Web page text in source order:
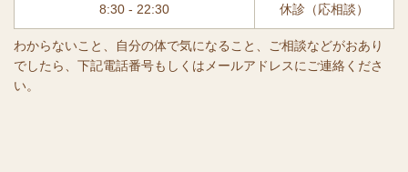
8:30 - 22:30 休診（応相談）
わからないこと、自分の体で気になること、ご相談などがおあり
でしたら、下記電話番号もしくはメールアドレスにご連絡くださ
い。